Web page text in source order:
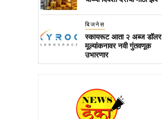
बिजनेस
स्कायरूट आता २ अब्ज डॉलर
मूल्यांकनावर नवी गुंतवणूक
उभारणार